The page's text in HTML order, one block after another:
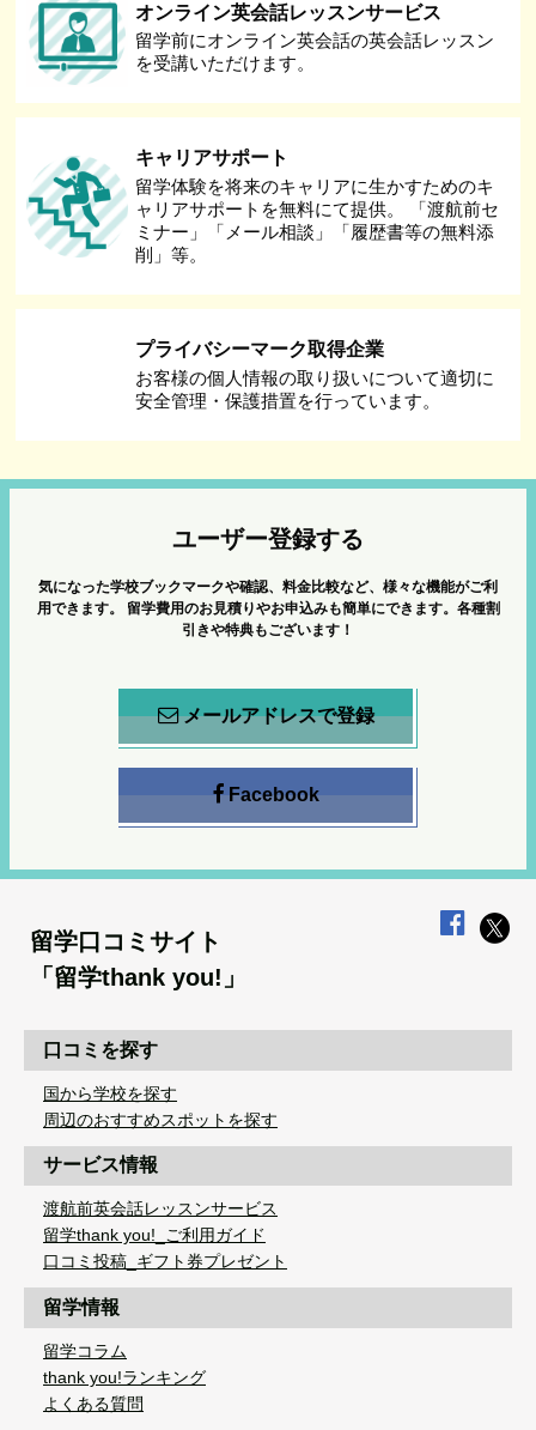
オンライン英会話レッスンサービス
留学前にオンライン英会話の英会話レッスン
を受講いただけます。
キャリアサポート
留学体験を将来のキャリアに生かすためのキ
ャリアサポートを無料にて提供。 「渡航前セ
ミナー」「メール相談」「履歴書等の無料添
削」等。
プライバシーマーク取得企業
お客様の個人情報の取り扱いについて適切に
安全管理・保護措置を行っています。
ユーザー登録する
気になった学校ブックマークや確認、料金比較など、様々な機能がご利
用できます。
留学費用のお見積りやお申込みも簡単にできます。各種割
引きや特典もございます！
メールアドレスで登録
Facebook
留学口コミサイト
「留学thank you!」
口コミを探す
国から学校を探す
周辺のおすすめスポットを探す
サービス情報
渡航前英会話レッスンサービス
留学thank you!_ご利用ガイド
口コミ投稿_ギフト券プレゼント
留学情報
留学コラム
thank you!ランキング
よくある質問